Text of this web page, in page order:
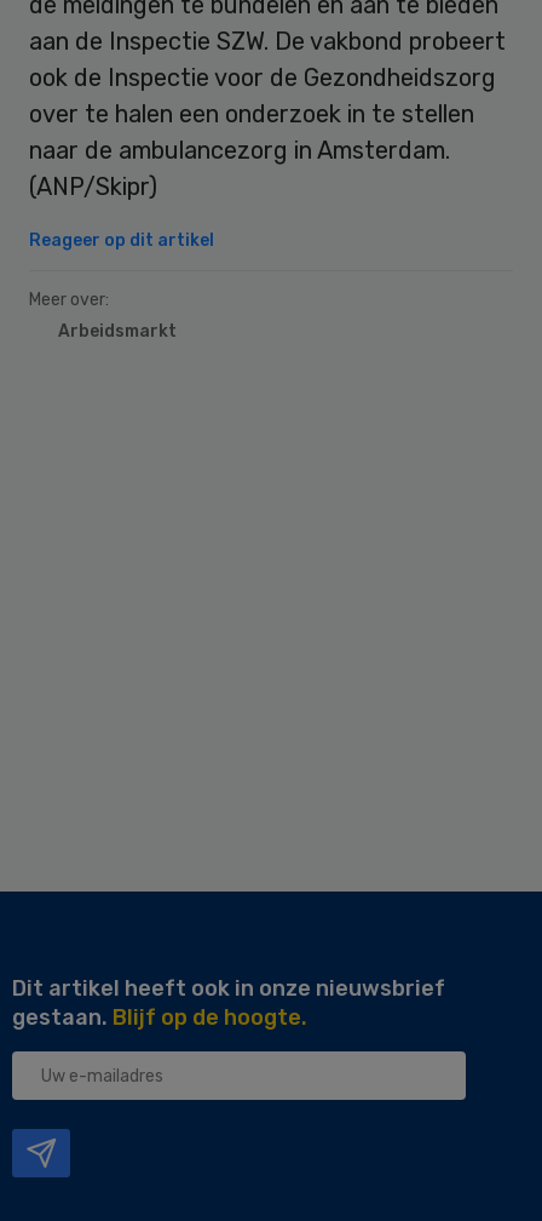
aan de Inspectie SZW. De vakbond probeert
ook de Inspectie voor de Gezondheidszorg
over te halen een onderzoek in te stellen
naar de ambulancezorg in Amsterdam.
(ANP/Skipr)
Reageer op dit artikel
Meer over:
Arbeidsmarkt
Dit artikel heeft ook in onze nieuwsbrief
gestaan. Blijf op de hoogte.
Uw